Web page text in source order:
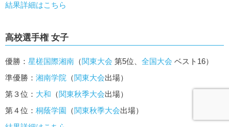
結果詳細はこちら
高校選手権 女子
優勝： 星槎国際湘南 （関東大会 第5位、 全国大会 ベスト16）
準優勝： 湘南学院 （関東大会出場）
第３位： 大和 （関東秋季大会出場）
第４位： 桐蔭学園 （関東秋季大会出場）